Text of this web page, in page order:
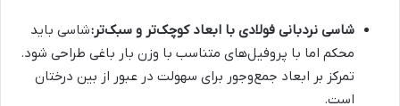
شاسی نردبانی فولادی با ابعاد کوچک‌تر و سبک‌تر:شاسی باید
محکم اما با پروفیل‌های متناسب با وزن بار باغی طراحی شود.
تمرکز بر ابعاد جمع‌وجور برای سهولت در عبور از بین درختان
است.